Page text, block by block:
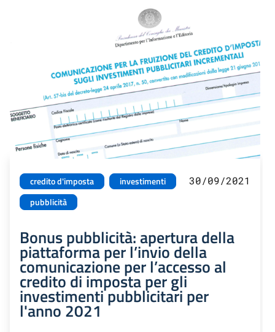
credito d'imposta
investimenti
pubblicità
30/09/2021
Bonus pubblicità: apertura della
piattaforma per l’invio della
comunicazione per l’accesso al
credito di imposta per gli
investimenti pubblicitari per
l'anno 2021